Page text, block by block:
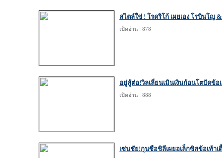
สไตล์ใช่ ! โรดริโก้ เผยเอง โรบินโญ
เปิดอ่าน : 878
อยู่สู้ต่อ!วิลเลี่ยนเมินเงินก้อนโตปัดข้
เปิดอ่าน : 888
เซ่นชัย!กุนซือชิลีเผยอเล็กซิสข้อเท้าเ